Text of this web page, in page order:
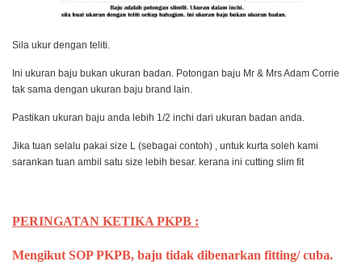
Sila ukur dengan teliti.
Ini ukuran baju bukan ukuran badan. Potongan baju Mr & Mrs Adam Corrie
tak sama dengan ukuran baju brand lain.
Pastikan ukuran baju anda lebih 1/2 inchi dari ukuran badan anda.
Jika tuan selalu pakai size L (sebagai contoh) , untuk kurta soleh kami
sarankan tuan ambil satu size lebih besar. kerana ini cutting slim fit
PERINGATAN KETIKA PKPB :
Mengikut SOP PKPB, baju tidak dibenarkan fitting/ cuba.